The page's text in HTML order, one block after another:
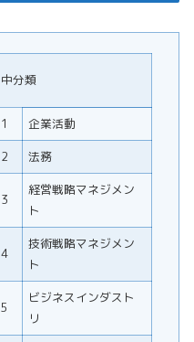
中分類
1
企業活動
2
法務
3
経営戦略マネジメン
ト
4
技術戦略マネジメン
ト
5
ビジネスインダスト
リ